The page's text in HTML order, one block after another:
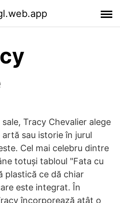
Tracy Chevalier alege
sau istorie în jurul
Cel mai celebru dintre
totuși tabloul "Fata cu
plastică ce dă chiar
este integrat. În
încorporează atât o